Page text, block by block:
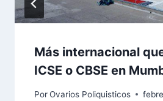
Más internacional
ICSE o CBSE en
PorOvarios Poliquisticos